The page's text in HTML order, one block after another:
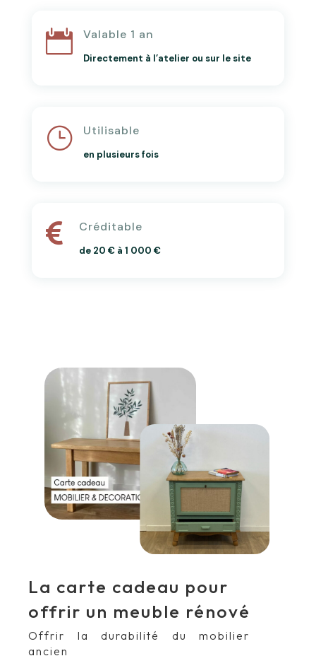
 Valable 1 an
Directement à l’atelier ou sur le site
} Utilisable
en plusieurs fois
 Créditable
de 20 € à 1 000 €
La carte cadeau pour
offrir un meuble rénové
Offrir la durabilité du mobilier
ancien